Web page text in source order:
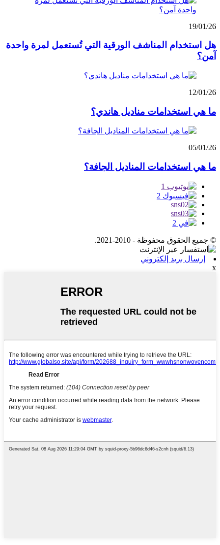
19/01/26
هل استخدام المناشف الورقية التي تُستعمل لمرة واحدة
آمن؟
12/01/26
ما هي استخدامات مناديل هاندي؟
05/01/26
ما هي استخدامات المناديل الجافة؟
© جميع الحقوق محفوظة - 2010-2021.
إرسال بريد إلكتروني
x